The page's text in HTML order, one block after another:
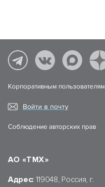
Корпоративным пользователям
Войти в почту
Соблюдение авторских прав
АО «ТМХ»
Адрес: 119048, Россия, г.